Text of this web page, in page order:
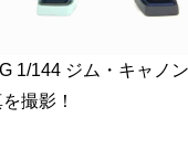
1/144 ジム・キャノ
撮影！